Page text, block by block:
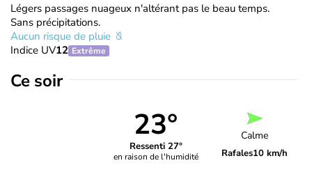
Légers passages nuageux n'altérant pas le beau temps.
Sans précipitations.
Aucun risque de pluie
Indice UV12 Extrême
Ce soir
23°
Ressenti 27°
en raison de l'humidité
Calme
Rafales10 km/h